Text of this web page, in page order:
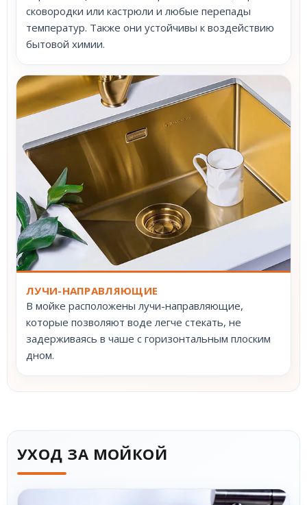
сковородки или кастрюли и любые перепады
температур. Также они устойчивы к воздействию
бытовой химии.
ЛУЧИ-НАПРАВЛЯЮЩИЕ
В мойке расположены лучи-направляющие,
которые позволяют воде легче стекать, не
задерживаясь в чаше с горизонтальным плоским
дном.
УХОД ЗА МОЙКОЙ